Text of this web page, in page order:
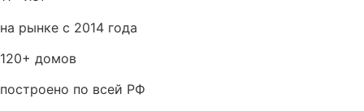
на рынке с 2014 года
120+ домов
построено по всей РФ